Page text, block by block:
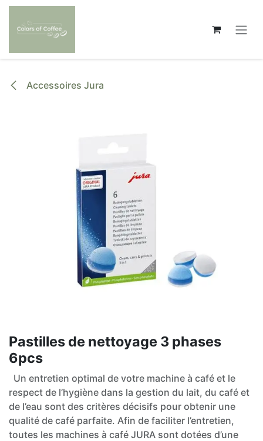
Se rendre au contenu
Accessoires Jura
Pastilles de nettoyage 3 phases
6pcs
Un entretien optimal de votre machine à café et le
respect de l’hygiène dans la gestion du lait, du café et
de l’eau sont des critères décisifs pour obtenir une
qualité de café parfaite. Afin de faciliter l’entretien,
toutes les machines à café JURA sont dotées d’une